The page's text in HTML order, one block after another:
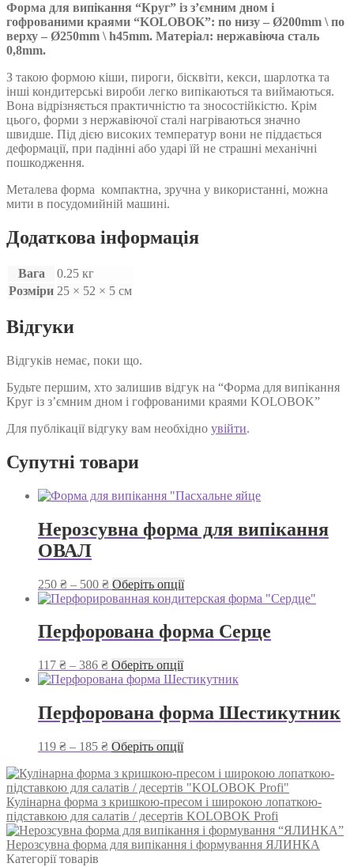
Форма для випікання “Круг” із з’ємним дном і
гофрованими краями “KOLOBOK”: по низу – Ø200mm \ по
верху – Ø250mm \ h45mm. Матеріал: нержавіюча сталь
0,8mm.
З такою формою кіши, пироги, бісквіти, кекси, шарлотка та
інші кондитерські вироби легко випікаються та виймаються.
Вона відрізняється практичністю та зносостійкістю. Крім
цього, форми з нержавіючої сталі нагріваються значно
швидше. Під дією високих температур вони не піддається
деформації, при падінні або ударі їй не страшні механічні
пошкодження.
Металева форма компактна, зручна у використанні, можна
мити в посудомийній машині.
Додаткова інформація
Вага
0.25 кг
Розміри 25 × 52 × 5 см
Відгуки
Відгуків немає, поки що.
Будьте першим, хто залишив відгук на “Форма для випікання
Круг із з’ємним дном і гофрованими краями KOLOBOK”
Для публікації відгуку вам необхідно увійти.
Супутні товари
Нерозсувна форма для випікання
ОВАЛ
250 ₴ – 500 ₴Діапазон
цін:
250 ₴
до
Оберіть опціїЦей
товар
кілька
варіантів.
вибрати
сторінці
товару
Перфорована форма Серце
117 ₴ – 386 ₴Діапазон
цін:
до
Оберіть опціїЦей
товар
варіантів.
можна
на
сторінці
товару
Перфорована форма Шестикутник
119 ₴ – 185 ₴Діапазон
від
119 ₴
до
185 ₴
Оберіть опціїЦей
має
кілька
варіантів.
Параметри
можна
вибрати
Кулінарна форма з кришкою-пресом і широкою лопаткою-
підставкою для салатів / десертів KOLOBOK Profi
Нерозсувна форма для випікання і формування ЯЛИНКА
Категорії товарів